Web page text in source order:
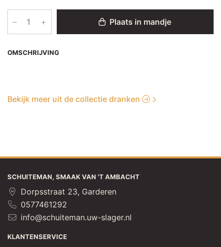
OMSCHRIJVING
– + Plaats in mandje
Bekijk meer uit de collectie dranken
SCHUITEMAN, SMAAK VAN 'T AMBACHT
Dorpsstraat 23, Garderen
0577461292
info@schuiteman.uw-slager.nl
KLANTENSERVICE